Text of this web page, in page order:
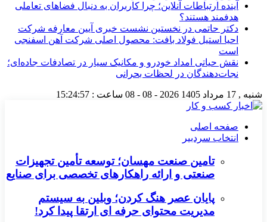
آینده ارتباطات آنلاین؛ چرا کاربران به دنبال فضاهای تعاملی
هدفمند هستند؟
دکتر حاتمی در نخستین نشست خبری آیین معارفه شرکت
احیا استیل فولاد بافت: محصول اصلی شرکت آهن اسفنجی
است
نقش حیاتی امداد خودرو و مکانیک سیار در تصادفات جاده‌ای؛
نجات‌دهندگان در لحظات بحرانی
شنبه , 17 مرداد 1405 2026 - 08 - 08 ساعت : 15:24:57
صفحه اصلی
انتخاب سردبیر
تامین صنعت مهسان؛ توسعه تأمین تجهیزات
صنعتی و ارائه راهکارهای تخصصی برای صنایع
پایان عصر هنگ کردن؛ وبلین به سیستم
مدیریت محتوای حرفه ای ارتقا پیدا کرد!